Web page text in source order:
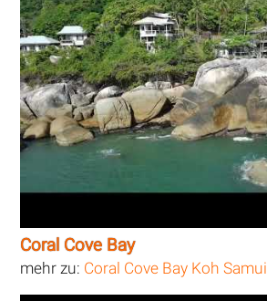
Coral Cove Bay
mehr zu: Coral Cove Bay Koh Samui